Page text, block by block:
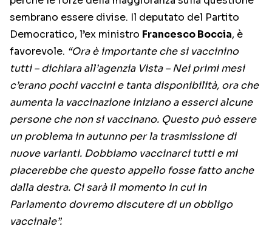
sembrano essere divise. Il deputato del Partito
Democratico, l’ex ministro Francesco Boccia, è
favorevole. “Ora è importante che si vaccinino
tutti – dichiara all’agenzia Vista – Nei primi mesi
c’erano pochi vaccini e tanta disponibilità, ora che
aumenta la vaccinazione iniziano a esserci alcune
persone che non si vaccinano. Questo può essere
un problema in autunno per la trasmissione di
nuove varianti. Dobbiamo vaccinarci tutti e mi
piacerebbe che questo appello fosse fatto anche
dalla destra. Ci sarà il momento in cui in
Parlamento dovremo discutere di un obbligo
vaccinale”.